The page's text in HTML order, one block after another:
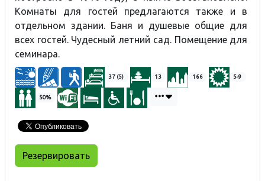
Комнаты для гостей предлагаются также и в
отдельном здании. Баня и душевые общие для
всех гостей. Чудесный летний сад. Помещение для
семинара.
37 (5) 13 166 5-9
50%
Резервировать